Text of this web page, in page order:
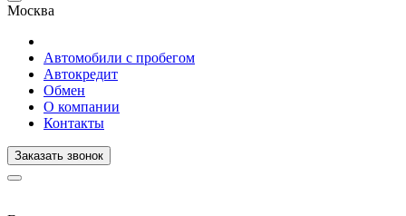
Москва
Автомобили с пробегом
Автокредит
Обмен
О компании
Контакты
Заказать звонок